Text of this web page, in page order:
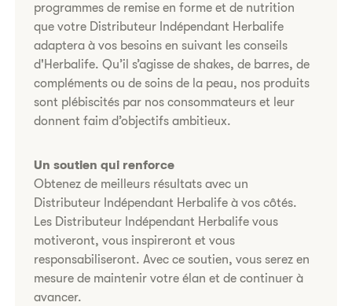
programmes de remise en forme et de nutrition
que votre Distributeur Indépendant Herbalife
adaptera à vos besoins en suivant les conseils
d'Herbalife. Qu’il s’agisse de shakes, de barres, de
compléments ou de soins de la peau, nos produits
sont plébiscités par nos consommateurs et leur
donnent faim d’objectifs ambitieux.
Un soutien qui renforce
Obtenez de meilleurs résultats avec un
Distributeur Indépendant Herbalife à vos côtés.
Les Distributeur Indépendant Herbalife vous
motiveront, vous inspireront et vous
responsabiliseront. Avec ce soutien, vous serez en
mesure de maintenir votre élan et de continuer à
avancer.